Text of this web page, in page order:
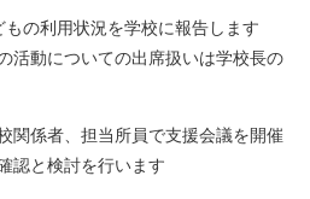
もの利用状況を学校に報告します
活動についての出席扱いは学校長の
関係者、担当所員で支援会議を開催
認と検討を行います